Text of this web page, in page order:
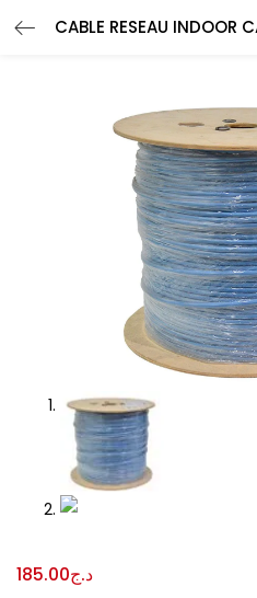
CONNEXION
Entrez votre nom d'utilisateur
Se souvenir de moi
Mot de
د.ج185.00